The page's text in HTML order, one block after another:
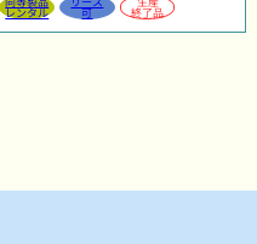
レンタル 可 終了品